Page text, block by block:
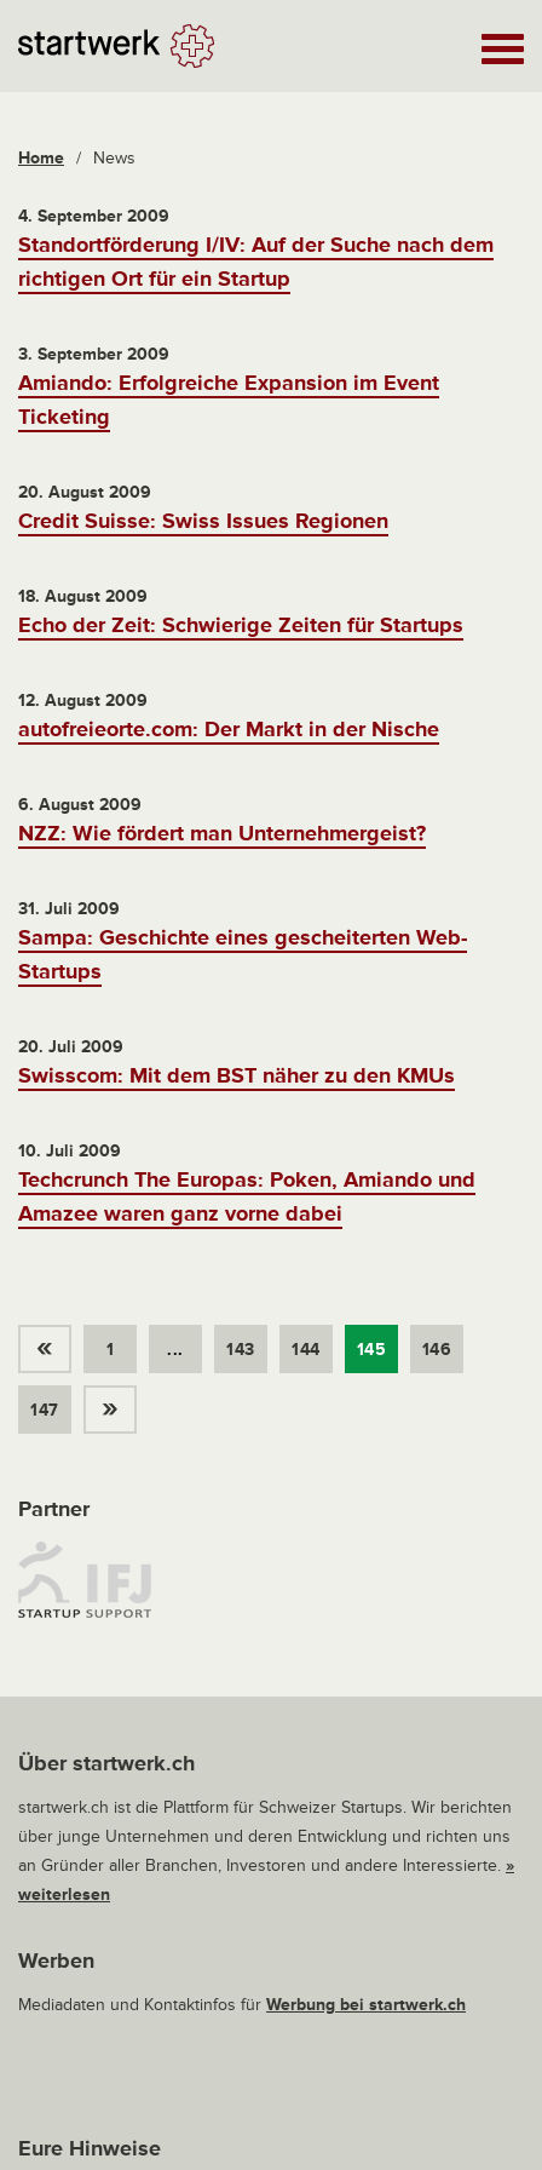
Home / News
4. September 2009
Standortförderung I/IV: Auf der Suche nach dem
richtigen Ort für ein Startup
3. September 2009
Amiando: Erfolgreiche Expansion im Event
Ticketing
20. August 2009
Credit Suisse: Swiss Issues Regionen
18. August 2009
Echo der Zeit: Schwierige Zeiten für Startups
12. August 2009
autofreieorte.com: Der Markt in der Nische
6. August 2009
NZZ: Wie fördert man Unternehmergeist?
31. Juli 2009
Sampa: Geschichte eines gescheiterten Web-
Startups
20. Juli 2009
Swisscom: Mit dem BST näher zu den KMUs
10. Juli 2009
Techcrunch The Europas: Poken, Amiando und
Amazee waren ganz vorne dabei
« 1 ... 143 144 145 146
147 »
Partner
Über startwerk.ch
startwerk.ch ist die Plattform für Schweizer Startups. Wir berichten
über junge Unternehmen und deren Entwicklung und richten uns
an Gründer aller Branchen, Investoren und andere Interessierte. »
weiterlesen
Werben
Mediadaten und Kontaktinfos für Werbung bei startwerk.ch
Eure Hinweise